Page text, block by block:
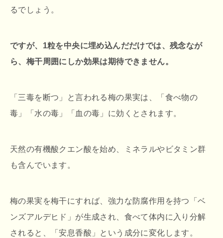
るでしょう。
ですが、1粒を中央に埋め込んだだけでは、残念なが
ら、梅干周囲にしか効果は期待できません。
「三毒を断つ」と言われる梅の果実は、「食べ物の
毒」「水の毒」「血の毒」に効くとされます。
天然の有機酸クエン酸を始め、ミネラルやビタミン群
も含んでいます。
梅の果実を梅干にすれば、強力な防腐作用を持つ「ベ
ンズアルデヒド」が生成され、食べて体内に入り分解
されると、「安息香酸」という成分に変化します。